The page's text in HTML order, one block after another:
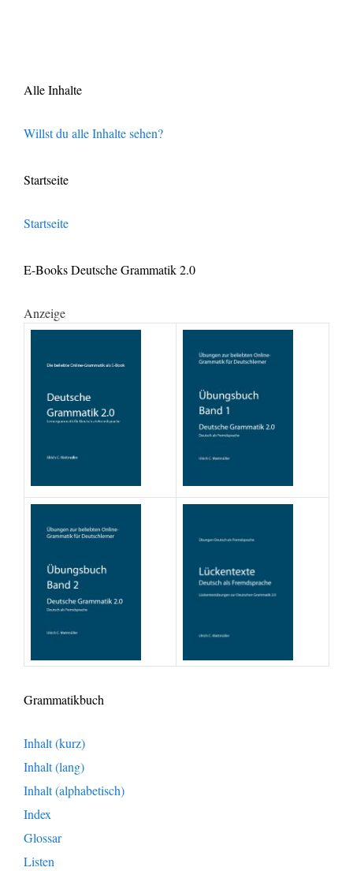
Alle Inhalte
Willst du alle Inhalte sehen?
Startseite
Startseite
E-Books Deutsche Grammatik 2.0
Anzeige
Grammatikbuch
Inhalt (kurz)
Inhalt (lang)
Inhalt (alphabetisch)
Index
Glossar
Listen